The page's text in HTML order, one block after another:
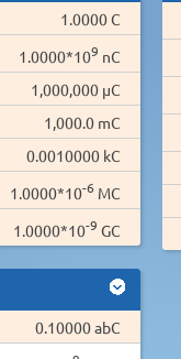
1.0000 C
1.0000*109 nC
1,000,000 µC
1,000.0 mC
0.0010000 kC
1.0000*10-6 MC
1.0000*10-9 GC
0.10000 abC